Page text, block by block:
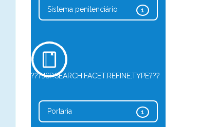
1
Sistema penitenciário
???JSP.SEARCH.FACET.REFINE.TYPE???
1
Portaria